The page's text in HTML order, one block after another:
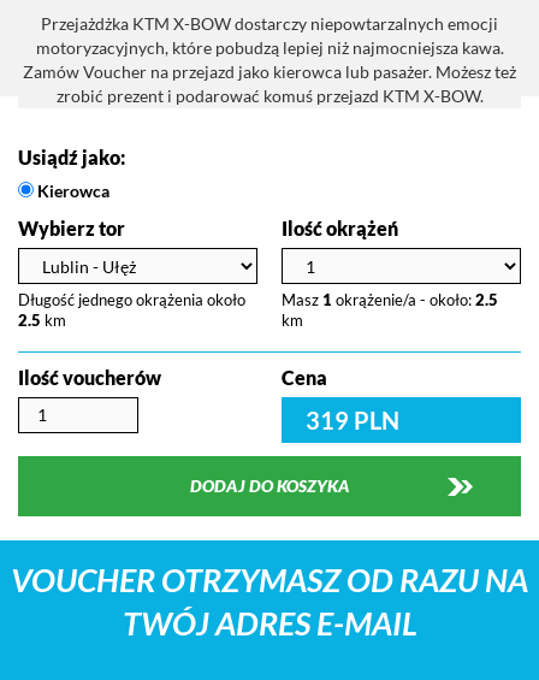
Przejażdżka KTM X-BOW dostarczy niepowtarzalnych emocji
motoryzacyjnych, które pobudzą lepiej niż najmocniejsza kawa.
Zamów Voucher na przejazd jako kierowca lub pasażer. Możesz też
zrobić prezent i podarować komuś przejazd KTM X-BOW.
Usiądź jako:
Kierowca
Wybierz tor
Długość jednego okrążenia około
2.5 km
Ilość okrążeń
Masz 1 okrążenie/a - około: 2.5
km
Ilość voucherów Cena
319 PLN
DODAJ DO KOSZYKA
VOUCHER OTRZYMASZ OD RAZU NA
TWÓJ ADRES E-MAIL